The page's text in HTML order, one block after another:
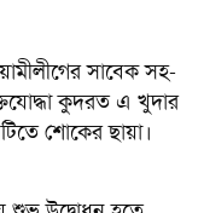
সাবেক সহ-
কুদরত এ খুদার
শোকের ছায়া।